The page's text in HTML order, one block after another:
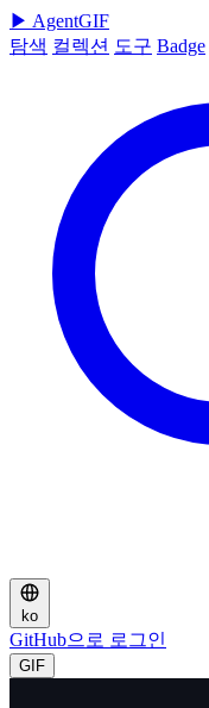
▶ AgentGIF
탐색 컬렉션 도구 Badge
ko
GitHub으로 로그인
GIF